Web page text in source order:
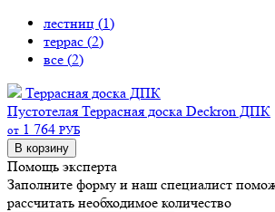
лестниц (1)
террас (2)
все (2)
Террасная доска ДПК
Пустотелая Террасная доска Deckron ДПК
от 1 764 РУБ
В корзину
Помощь эксперта
Заполните форму и наш специалист
рассчитать необходимое количество